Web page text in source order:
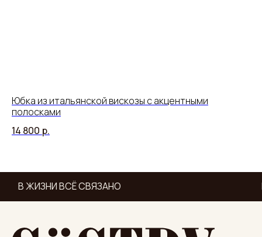
Юбка из итальянской вискозы с акцентными
полосками
14 800 р.
В ЖИЗНИ ВСЁ СВЯЗАНО